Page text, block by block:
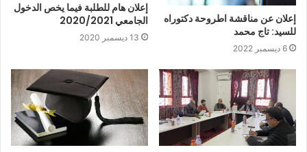
إعلان عن مناقشة اطروحة دكتوراه
للسيد: تاج محمد
6 ديسمبر 2022
إعلان هام للطلبة فيما يخص الدخول
الجامعي 2020/2021
13 ديسمبر 2020